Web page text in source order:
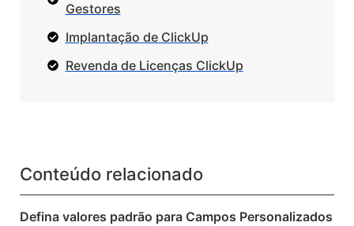
Gestores
Implantação de ClickUp
Revenda de Licenças ClickUp
Conteúdo relacionado
Defina valores padrão para Campos Personalizados